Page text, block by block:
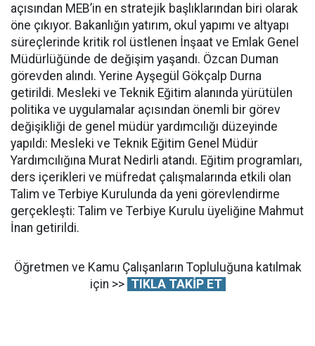
açısından MEB’in en stratejik başlıklarından biri olarak
öne çıkıyor. Bakanlığın yatırım, okul yapımı ve altyapı
süreçlerinde kritik rol üstlenen İnşaat ve Emlak Genel
Müdürlüğünde de değişim yaşandı. Özcan Duman
görevden alındı. Yerine Ayşegül Gökçalp Durna
getirildi. Mesleki ve Teknik Eğitim alanında yürütülen
politika ve uygulamalar açısından önemli bir görev
değişikliği de genel müdür yardımcılığı düzeyinde
yapıldı: Mesleki ve Teknik Eğitim Genel Müdür
Yardımcılığına Murat Nedirli atandı. Eğitim programları,
ders içerikleri ve müfredat çalışmalarında etkili olan
Talim ve Terbiye Kurulunda da yeni görevlendirme
gerçekleşti: Talim ve Terbiye Kurulu üyeliğine Mahmut
İnan getirildi.
Öğretmen ve Kamu Çalışanların Topluluğuna katılmak
için >> TIKLA TAKİP ET